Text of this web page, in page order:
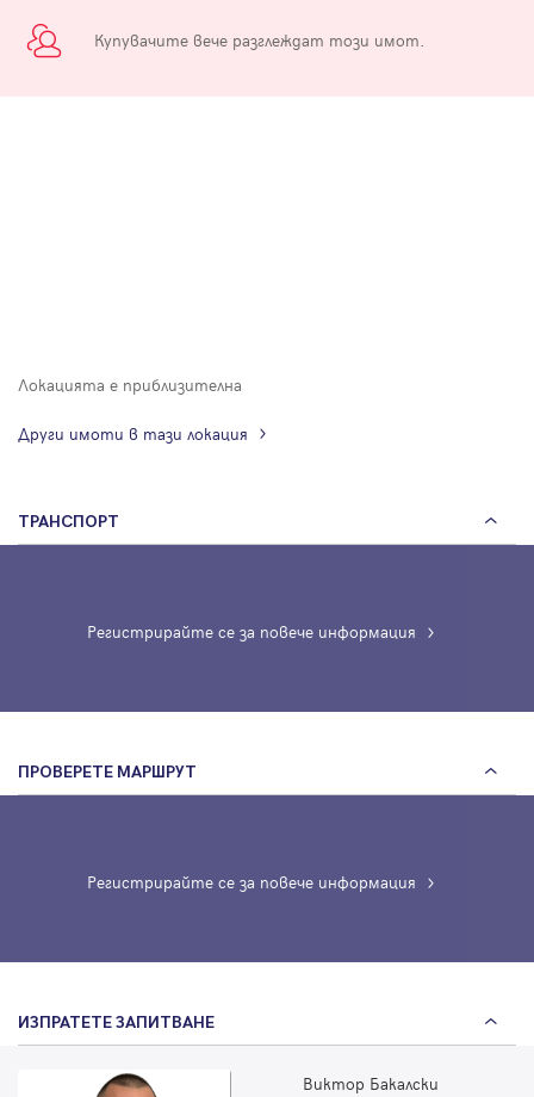
Купувачите вече разглеждат този имот.
Локацията е приблизителна
Други имоти в тази локация
ТРАНСПОРТ
Регистрирайте се за повече информация
ПРОВЕРЕТЕ МАРШРУТ
Регистрирайте се за повече информация
ИЗПРАТЕТЕ ЗАПИТВАНЕ
Виктор Бакалски